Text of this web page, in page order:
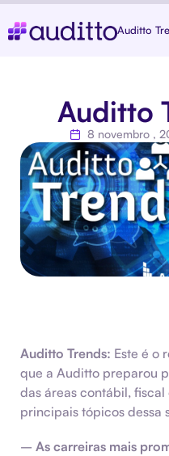
Auditto
Auditto
8 novembro ,
Auditto Trends: Este é o
que a Auditto preparou
das áreas contábil,
principais tópicos dessa
– As carreiras mais